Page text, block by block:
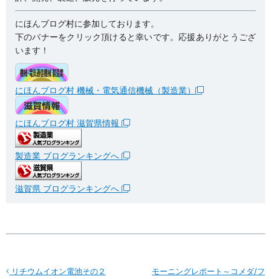
にほんブログ村に参加しております。
下のバナーをクリック頂けると幸いです。応援ありがとうござ
います！
にほんブログ村 機械・電気通信機械（製造業）
にほんブログ村 滋賀県情報
製造業 ブログランキングへ
滋賀県 ブログランキングへ
リチウムイオン電池その２
モーニングレポート～コメダ/フ